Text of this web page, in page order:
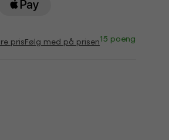
prisFølg med på prisen15 poeng